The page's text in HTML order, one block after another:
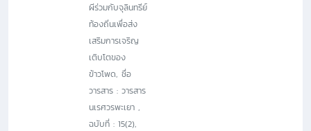
ผีร่วมกับจุลินทรีย์
ท้องถิ่นเพื่อส่ง
เสริมการเจริญ
เติบโตของ
ข้าวโพด, ชื่อ
วารสาร : วารสาร
นเรศวรพะเยา ,
ฉบับที่ : 15(2),